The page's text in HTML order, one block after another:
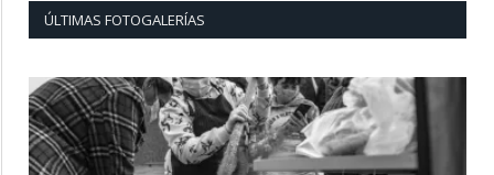
ÚLTIMAS FOTOGALERÍAS